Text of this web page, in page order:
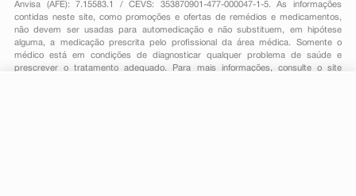
Anvisa (AFE): 7.15583.1 / CEVS: 353870901-477-000047-1-5. As informações
contidas neste site, como promoções e ofertas de remédios e medicamentos,
não devem ser usadas para automedicação e não substituem, em hipótese
alguma, a medicação prescrita pelo profissional da área médica. Somente o
médico está em condições de diagnosticar qualquer problema de saúde e
prescrever o tratamento adequado. Para mais informações, consulte o site